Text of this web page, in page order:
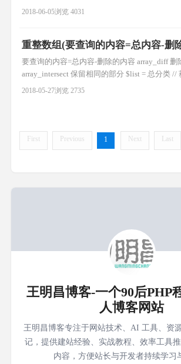
http协议中的3XX(主要有302/303) 例: 1.修改
2018-06-05浏览 4031
重整数组(要查询的内容=总内容-删
要查询的内容=总内容-删除的内容 array_diff 删
array_intersect 保留相同的部分 $list = 总分类 //
所有分类 $arr = []; $del_list = 要删除的分类 //获
2018-05-27浏览 2735
First Previous 1 Next Last
王明昌博客-一个90后PHP
人博客网站
王明昌博客专注于网站技术、AI 工具、资
记，提供建站经验、实战教程、效率工具
内容，方便站长与开发者持续学习